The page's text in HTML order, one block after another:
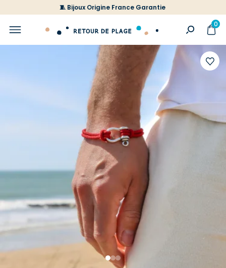
🧵 Bijoux Origine France Garantie
0
liste